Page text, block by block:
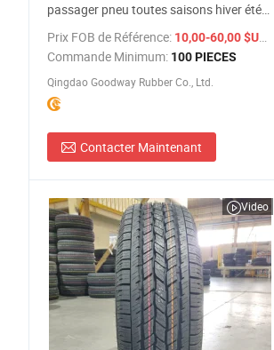
passager pneu toutes saisons hiver été
neige pneu 12-32 pouce pneu haute
performance pour une plus longue durée
de vie pneu radial toutes tailles
Prix FOB de Référence: 10,00-60,00 $US
Commande Minimum: 100 PIECES
Qingdao Goodway Rubber Co., Ltd.
Contacter Maintenant
Video